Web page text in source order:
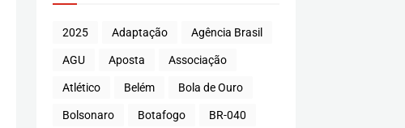
2025 Adaptação Agência Brasil
AGU Aposta Associação
Atlético Belém Bola de Ouro
Bolsonaro Botafogo BR-040